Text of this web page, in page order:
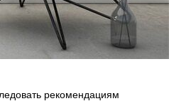
рекомендациям